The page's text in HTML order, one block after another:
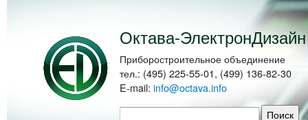
Октава-ЭлектронДизайн
Приборостроительное объединение
тел.: (495) 225-55-01, (499) 136-82-30
E-mail: info@octava.info
Форма поиска
Поиск